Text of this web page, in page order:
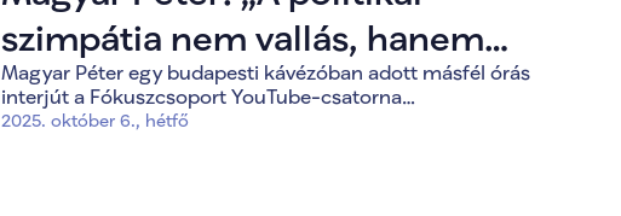
szimpátia nem vallás, hanem
döntés kérdése”
Magyar Péter egy budapesti kávézóban adott másfél órás
interjút a Fókuszcsoport YouTube-csatorna
műsorvezetőjének, Nagy Ádámnak.
2025. október 6., hétfő